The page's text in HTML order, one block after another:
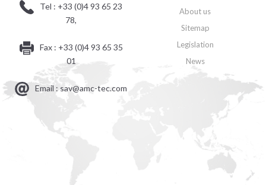
Tel : +33 (0)4 93 65 23
78,
Fax : +33 (0)4 93 65 35
01
Email : sav@amc-tec.com
About us
Sitemap
Legislation
News